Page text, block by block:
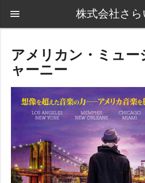
株式会社さら
menu
アメリカン・ミュー
ャーニー